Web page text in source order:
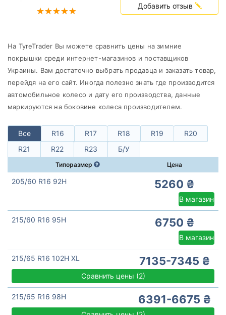
Добавить отзыв
На TyreTrader Вы можете сравнить цены на зимние
покрышки среди интернет-магазинов и поставщиков
Украины. Вам достаточно выбрать продавца и заказать товар,
перейдя на его сайт. Иногда полезно знать где производится
автомобильное колесо и дату его производства, данные
маркируются на боковине колеса производителем.
Все R16 R17 R18 R19
R20
R21
R22 R23 Б/У
Типоразмер Цена
205/60 R16 92H 5260 ₴
В магазин
215/60 R16 95H 6750 ₴
В магазин
215/65 R16 102H XL 7135-7345 ₴
Сравнить цены (2)
215/65 R16 98H 6391-6675 ₴
Все бренды
Тип транспортного средства
Усиленная шина
Сбросить Подобрать